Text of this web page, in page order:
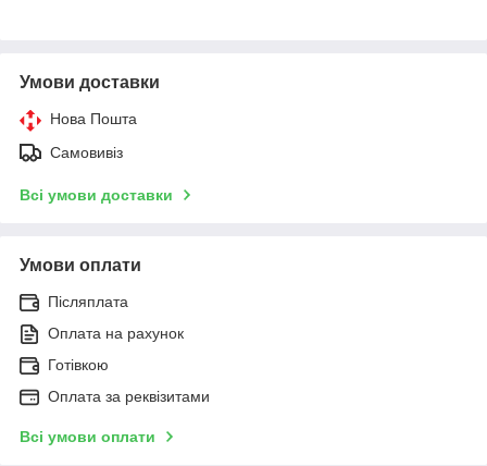
Умови доставки
Нова Пошта
Самовивіз
Всі умови доставки
Умови оплати
Післяплата
Оплата на рахунок
Готівкою
Оплата за реквізитами
Всі умови оплати